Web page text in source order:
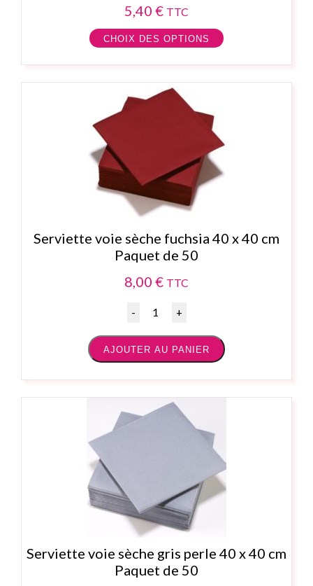
5,40 € TTC
CHOIX DES OPTIONS
Serviette voie sèche fuchsia 40 x 40 cm
Paquet de 50
8,00 € TTC
Quantité
AJOUTER AU PANIER
Serviette voie sèche gris perle 40 x 40 cm
Paquet de 50